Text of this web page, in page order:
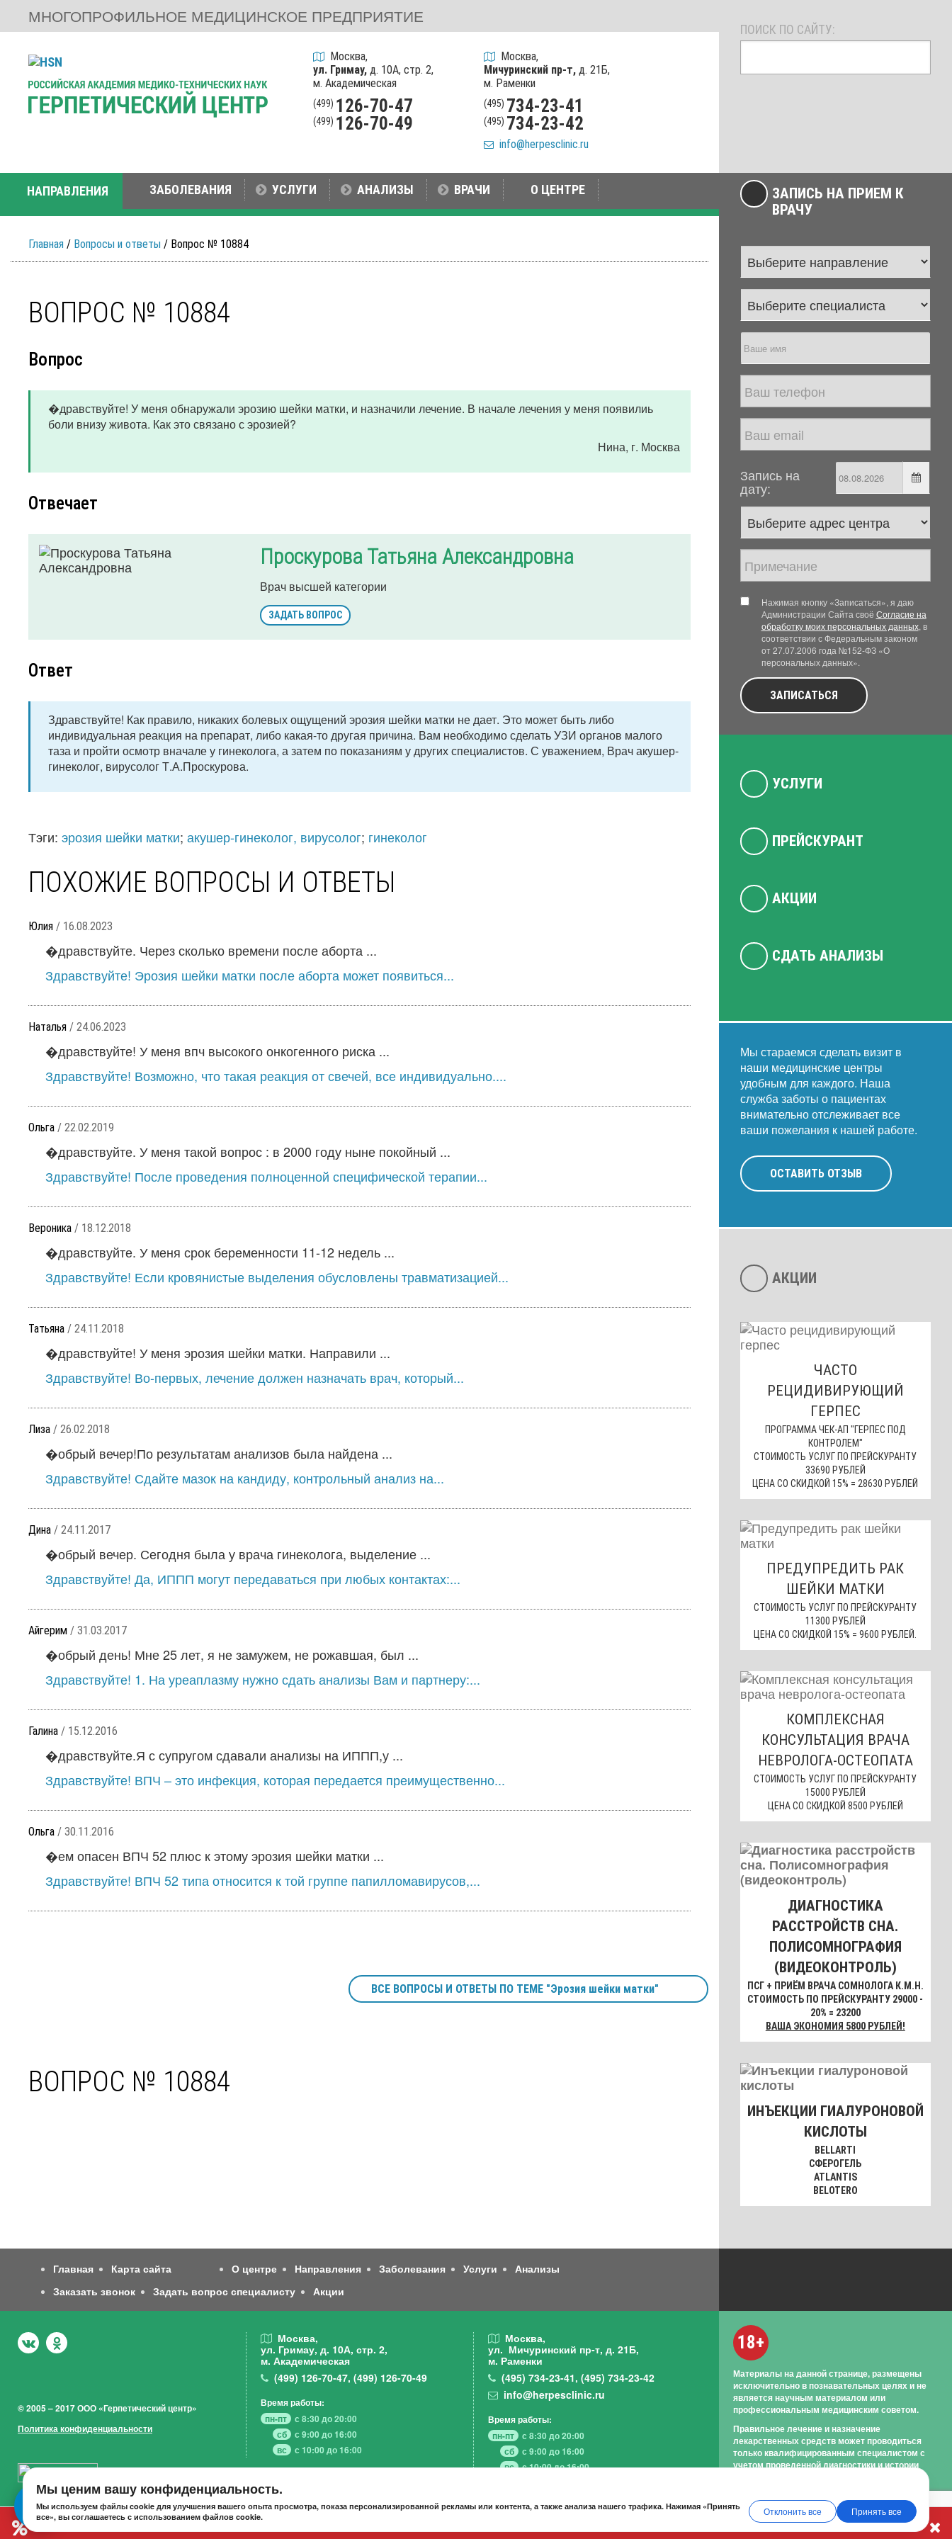
МНОГОПРОФИЛЬНОЕ МЕДИЦИНСКОЕ ПРЕДПРИЯТИЕ
Москва,
ул. Гримау,д. 10А, стр. 2,
м. Академическая
(499) 126-70-47
(499) 126-70-49
Москва,
Мичуринский пр-т, д. 21Б,
м. Раменки
(495) 734-23-41
(495) 734-23-42
info@herpesclinic.ru
ПОИСК ПО САЙТУ:
НАПРАВЛЕНИЯ ЗАБОЛЕВАНИЯ УСЛУГИ АНАЛИЗЫ ВРАЧИ О ЦЕНТРЕ
Главная / Вопросы и ответы / Вопрос № 10884
ВОПРОС № 10884
Вопрос
�дравствуйте! У меня обнаружали эрозию шейки матки, и назначили лечение. В начале лечения у меня появилиь
боли внизу живота. Как это связано с эрозией?
Нина, г. Москва
Отвечает
Проскурова Татьяна Александровна
Врач высшей категории
ЗАДАТЬ ВОПРОС
Ответ
Здравствуйте! Как правило, никаких болевых ощущений эрозия шейки матки не дает. Это может быть либо
индивидуальная реакция на препарат, либо какая-то другая причина. Вам необходимо сделать УЗИ органов малого
таза и пройти осмотр вначале у гинеколога, а затем по показаниям у других специалистов. С уважением, Врач акушер-
гинеколог, вирусолог Т.А.Проскурова.
Тэги: эрозия шейки матки; акушер-гинеколог, вирусолог; гинеколог
ПОХОЖИЕ ВОПРОСЫ И ОТВЕТЫ
Юлия / 16.08.2023
�дравствуйте. Через сколько времени после аборта ...
Здравствуйте! Эрозия шейки матки после аборта может появиться...
Наталья / 24.06.2023
�дравствуйте! У меня впч высокого онкогенного риска ...
Здравствуйте! Возможно, что такая реакция от свечей, все индивидуально....
Ольга / 22.02.2019
�дравствуйте. У меня такой вопрос : в 2000 году ныне покойный ...
Здравствуйте! После проведения полноценной специфической терапии...
Вероника / 18.12.2018
�дравствуйте. У меня срок беременности 11-12 недель ...
Здравствуйте! Если кровянистые выделения обусловлены травматизацией...
Татьяна / 24.11.2018
�дравствуйте! У меня эрозия шейки матки. Направили ...
Здравствуйте! Во-первых, лечение должен назначать врач, который...
Лиза / 26.02.2018
�обрый вечер!По результатам анализов была найдена ...
Здравствуйте! Сдайте мазок на кандиду, контрольный анализ на...
Дина / 24.11.2017
�обрый вечер. Сегодня была у врача гинеколога, выделение ...
Здравствуйте! Да, ИППП могут передаваться при любых контактах:...
Айгерим / 31.03.2017
�обрый день! Мне 25 лет, я не замужем, не рожавшая, был ...
Здравствуйте! 1. На уреаплазму нужно сдать анализы Вам и партнеру:...
Галина / 15.12.2016
�дравствуйте.Я с супругом сдавали анализы на ИППП,у ...
Здравствуйте! ВПЧ – это инфекция, которая передается преимущественно...
Ольга / 30.11.2016
�ем опасен ВПЧ 52 плюс к этому эрозия шейки матки ...
Здравствуйте! ВПЧ 52 типа относится к той группе папилломавирусов,...
ВСЕ ВОПРОСЫ И ОТВЕТЫ ПО ТЕМЕ "Эрозия шейки матки"
ВОПРОС № 10884
ЗАПИСЬ НА ПРИЕМ К
ВРАЧУ
Запись на
дату:
Нажимая кнопку «Записаться», я даю
Администрации Сайта своё Согласие на
обработку моих персональных данных, в
соответствии с Федеральным законом
от 27.07.2006 года №152-ФЗ «О
персональных данных».
ЗАПИСАТЬСЯ
УСЛУГИ
ПРЕЙСКУРАНТ
АКЦИИ
СДАТЬ АНАЛИЗЫ
Мы стараемся сделать визит в
наши медицинские центры
удобным для каждого. Наша
служба заботы о пациентах
внимательно отслеживает все
ваши пожелания к нашей работе.
ОСТАВИТЬ ОТЗЫВ
АКЦИИ
ЧАСТО
РЕЦИДИВИРУЮЩИЙ
ГЕРПЕС
ПРОГРАММА ЧЕК-АП "ГЕРПЕС ПОД
КОНТРОЛЕМ"
СТОИМОСТЬ УСЛУГ ПО ПРЕЙСКУРАНТУ
33690 РУБЛЕЙ
ЦЕНА СО СКИДКОЙ 15% = 28630 РУБЛЕЙ
ПРЕДУПРЕДИТЬ РАК
ШЕЙКИ МАТКИ
СТОИМОСТЬ УСЛУГ ПО ПРЕЙСКУРАНТУ
11300 РУБЛЕЙ
ЦЕНА СО СКИДКОЙ 15% = 9600 РУБЛЕЙ.
КОМПЛЕКСНАЯ
КОНСУЛЬТАЦИЯ ВРАЧА
НЕВРОЛОГА-ОСТЕОПАТА
СТОИМОСТЬ УСЛУГ ПО ПРЕЙСКУРАНТУ
15000 РУБЛЕЙ
ЦЕНА СО СКИДКОЙ 8500 РУБЛЕЙ
ДИАГНОСТИКА
РАССТРОЙСТВ СНА.
ПОЛИСОМНОГРАФИЯ
(ВИДЕОКОНТРОЛЬ)
ПСГ + ПРИЁМ ВРАЧА СОМНОЛОГА К.М.Н.
СТОИМОСТЬ ПО ПРЕЙСКУРАНТУ 29000 -
20% = 23200
ВАША ЭКОНОМИЯ 5800 РУБЛЕЙ!
ИНЪЕКЦИИ ГИАЛУРОНОВОЙ
КИСЛОТЫ
BELLARTI
СФЕРОГЕЛЬ
ATLANTIS
BELOTERO
Главная Карта сайта О центре Направления Заболевания Услуги
Анализы
Заказать звонок
Задать вопрос специалисту Акции
© 2005 – 2017 ООО «Герпетический центр»
Политика конфиденциальности
Москва,
ул. Гримау, д. 10А, стр. 2,
м. Академическая
(499) 126-70-47, (499) 126-70-49
Время работы:
пн-пт
с 8:30 до 20:00
сб
с 9:00 до 16:00
вс
с 10:00 до 16:00
Москва,
ул. Мичуринский пр-т, д. 21Б,
м. Раменки
(495)734-23-41,(495)734-23-42
info@herpesclinic.ru
Время работы:
пн-пт
с 8:30 до 20:00
сб
с 9:00 до 16:00
вс
с 10:00 до 16:00
18+
Материалы на данной странице, размещены
исключительно в познавательных целях и не
является научным материалом или
профессиональным медицинским советом.
Правильное лечение и назначение
лекарственных средств может проводиться
только квалифицированным специалистом с
учетом проведенной диагностики и истории
Мы ценим вашу конфиденциальность.
Мы используем файлы cookie для улучшения вашего опыта просмотра, показа персонализированной рекламы или контента, а также анализа нашего трафика. Нажимая «Принять
все», вы соглашаетесь с использованием файлов cookie.
Отклонить все Принять все